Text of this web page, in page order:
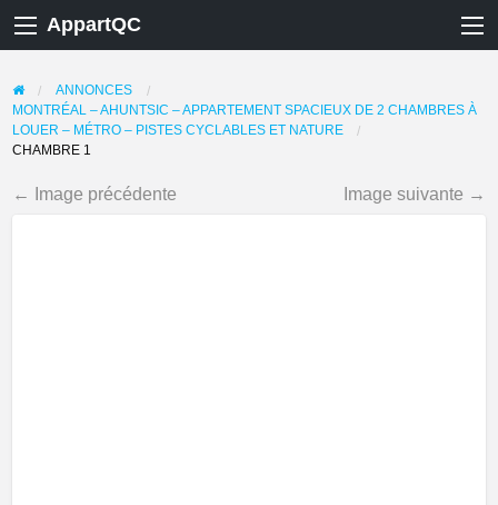
AppartQC
ANNONCES
MONTRÉAL – AHUNTSIC – APPARTEMENT SPACIEUX DE 2 CHAMBRES À
LOUER – MÉTRO – PISTES CYCLABLES ET NATURE
CHAMBRE 1
← Image précédente Image suivante →